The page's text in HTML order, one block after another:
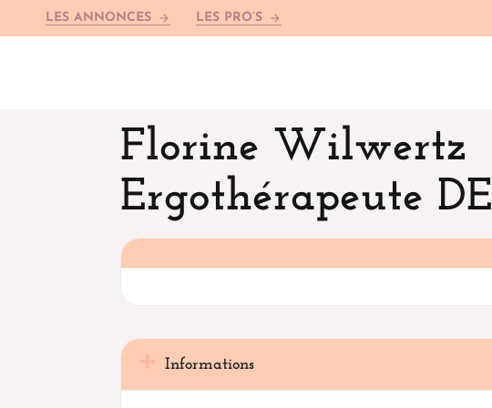
LES ANNONCES arrow_forward LES PRO’S arrow_forward
Florine Wilwertz
Ergothérapeute DE
Informations